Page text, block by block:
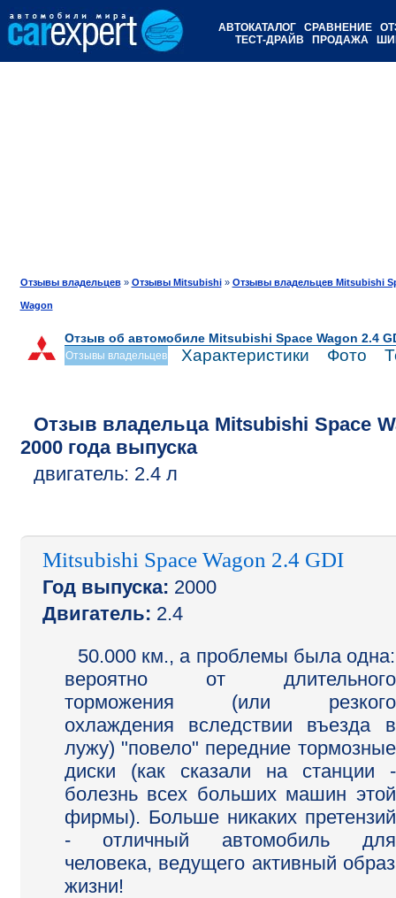
АВТОКАТАЛОГ СРАВНЕНИЕ
ТЕСТ-ДРАЙВ
ПРОДАЖА
Отзывы владельцев» Отзывы Mitsubishi» Отзывы владельцев Mitsubishi
Wagon
Отзыв об автомобиле Mitsubishi Space Wagon 2.4
Отзывы владельцев Характеристики Фото
Отзыв владельца Mitsubishi Space
2000 года выпуска
двигатель: 2.4 л
Mitsubishi Space Wagon 2.4 GDI
Год выпуска: 2000
Двигатель: 2.4
50.000 км., а проблемы была одна:
вероятно от длительного
торможения (или резкого
охлаждения вследствии въезда в
лужу) "повело" передние тормозные
диски (как сказали на станции -
болезнь всех больших машин этой
фирмы). Больше никаких претензий
- отличный автомобиль для
человека, ведущего активный образ
жизни!